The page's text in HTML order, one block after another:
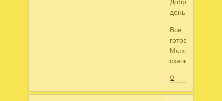
день!!!!
Всё
готово))))
Можно
скачивать.
0